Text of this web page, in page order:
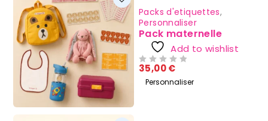
Packs d'etiquettes,
Personnaliser
Pack maternelle
Add to wishlist
35,00€
Personnaliser